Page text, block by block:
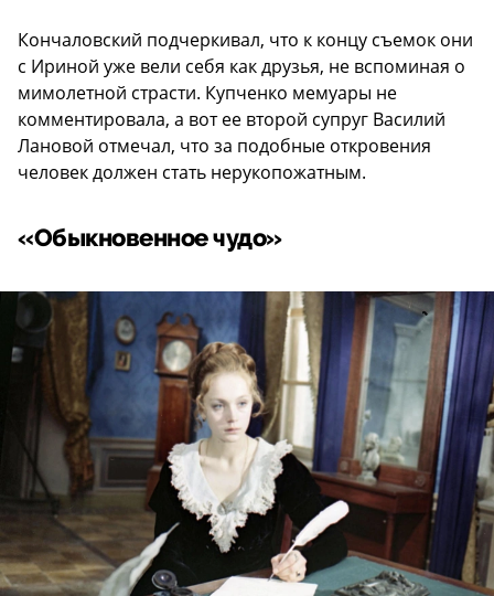
Кончаловский подчеркивал, что к концу съемок они
с Ириной уже вели себя как друзья, не вспоминая о
мимолетной страсти. Купченко мемуары не
комментировала, а вот ее второй супруг Василий
Лановой отмечал, что за подобные откровения
человек должен стать нерукопожатным.
«Обыкновенное чудо»